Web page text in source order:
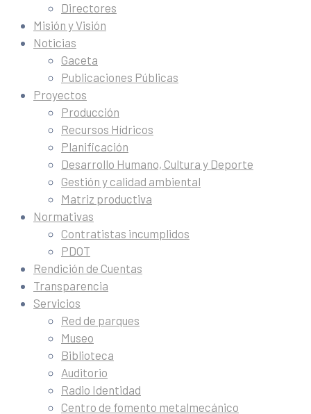
Directores
Misión y Visión
Noticias
Gaceta
Publicaciones Públicas
Proyectos
Producción
Recursos Hídricos
Planificación
Desarrollo Humano, Cultura y Deporte
Gestión y calidad ambiental
Matriz productiva
Normativas
Contratistas incumplidos
PDOT
Rendición de Cuentas
Transparencia
Servicios
Red de parques
Museo
Biblioteca
Auditorio
Radio Identidad
Centro de fomento metalmecánico